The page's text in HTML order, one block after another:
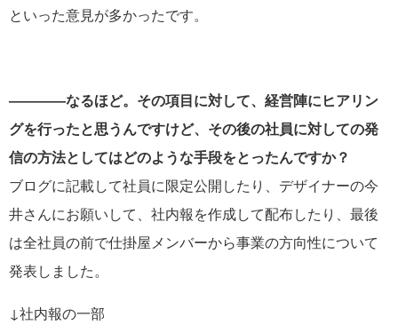
といった意見が多かったです。
――――なるほど。その項目に対して、経営陣にヒアリン
グを行ったと思うんですけど、その後の社員に対しての発
信の方法としてはどのような手段をとったんですか？
ブログに記載して社員に限定公開したり、デザイナーの今
井さんにお願いして、社内報を作成して配布したり、最後
は全社員の前で仕掛屋メンバーから事業の方向性について
発表しました。
↓社内報の一部